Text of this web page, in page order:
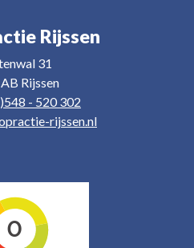
Rijssen
31
Rijssen
- 520 302
rijssen.nl